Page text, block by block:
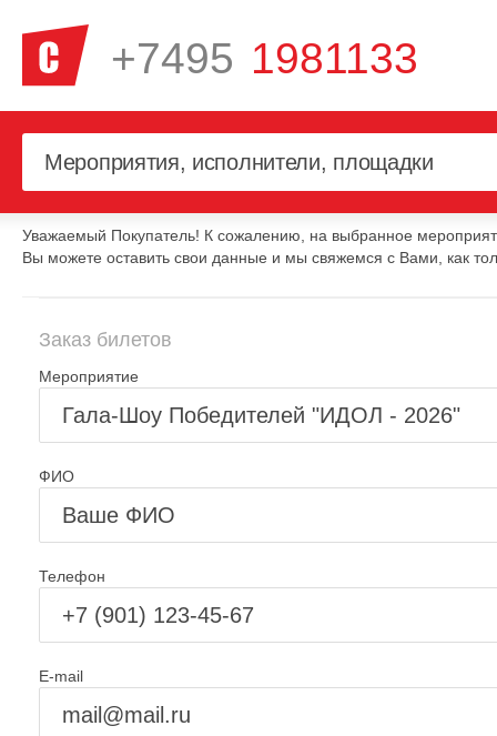
+7495 1981133
Уважаемый Покупатель! К сожалению, на выбранное
Вы можете оставить свои данные и мы свяжемся с Вами, как
Заказ билетов
Мероприятие
ФИО
Телефон
E-mail